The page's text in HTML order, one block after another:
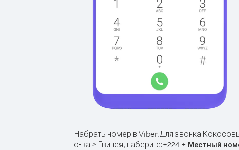
Набрать номер в Viber.Для звонка
о-ва > Гвинея, наберите:+224+ Местный